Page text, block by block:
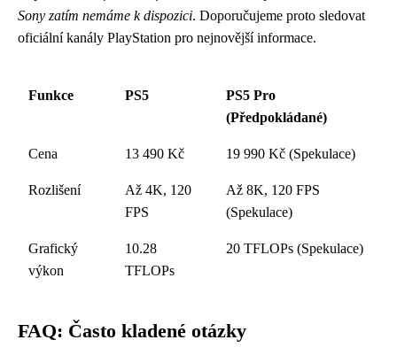
Sony zatím nemáme k dispozici. Doporučujeme proto sledovat
oficiální kanály PlayStation pro nejnovější informace.
Funkce PS5
PS5 Pro
(Předpokládané)
Cena 13 490 Kč 19 990 Kč (Spekulace)
Rozlišení
Až 4K, 120
FPS
Až 8K, 120 FPS
(Spekulace)
Grafický
výkon
10.28
TFLOPs
20 TFLOPs (Spekulace)
FAQ: Často kladené otázky